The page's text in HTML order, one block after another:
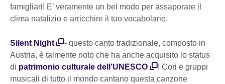
famigliari! E’ veramente un bel modo per assaporare il
clima natalizio e arricchire il tuo vocabolario.
Silent Night
- questo canto tradizionale, composto in
Austria, è talmente noto che ha anche acquisito lo status
di patrimonio culturale dell’UNESCO
! Cori e gruppi
musicali di tutto il mondo cantano questa canzone